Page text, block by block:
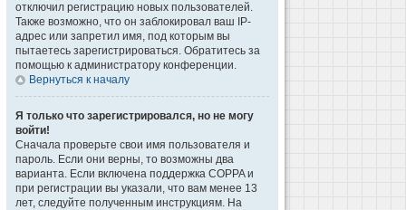
отключил регистрацию новых пользователей.
Также возможно, что он заблокировал ваш IP-
адрес или запретил имя, под которым вы
пытаетесь зарегистрироваться. Обратитесь за
помощью к администратору конференции.
Вернуться к началу
Я только что зарегистрировался, но не могу
войти!
Сначала проверьте свои имя пользователя и
пароль. Если они верны, то возможны два
варианта. Если включена поддержка COPPA и
при регистрации вы указали, что вам менее 13
лет, следуйте полученным инструкциям. На